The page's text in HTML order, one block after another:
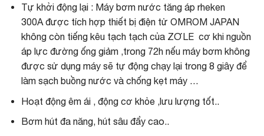
Tự khởi động lại : Máy bơm nước tăng áp rheken
300Ađược tích hợp thiết bị điện tử OMROM JAPAN
không còn tiếng kêu tạch tạch của ZƠLE cơ khi nguồn
áp lực đường ống giảm ,trong 72h nếu máy bơm không
được sử dụng máy sẽ tự động chạy lại trong 8 giây để
làm sạch buồng nước và chống kẹt máy …
Hoạt động êm ái , động cơ khỏe ,lưu lượng tốt..
Bơm hút đa năng, hút sâu đẩy cao..